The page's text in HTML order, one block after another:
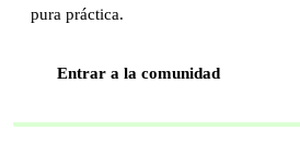
pura práctica.
Entrar a la comunidad